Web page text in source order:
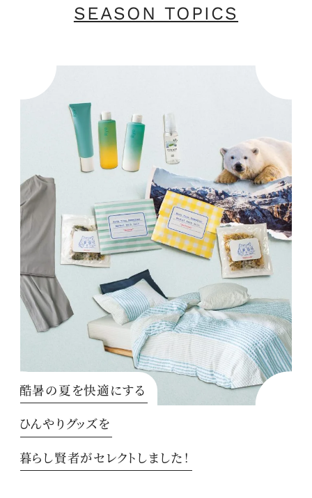
SEASON TOPICS
酷暑の夏を快適にする
ひんやりグッズを
暮らし賢者がセレクトしました！